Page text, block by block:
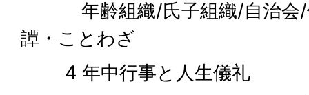
年齢組織/氏子組織/自治会/
譚・ことわざ
4 年中行事と人生儀礼